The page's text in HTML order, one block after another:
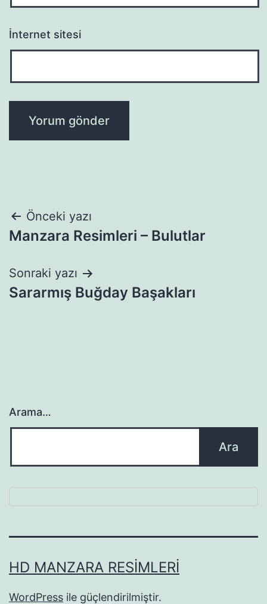
İnternet sitesi
Yazı
gezinmesi
Önceki yazı
Manzara Resimleri – Bulutlar
Sonraki yazı
Sararmış Buğday Başakları
Arama…
HD MANZARA RESIMLERI
WordPress ile güçlendirilmiştir.